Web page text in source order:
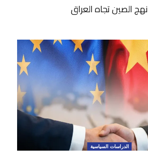
نهج الصين تجاه العراق
الدراسات السياسية